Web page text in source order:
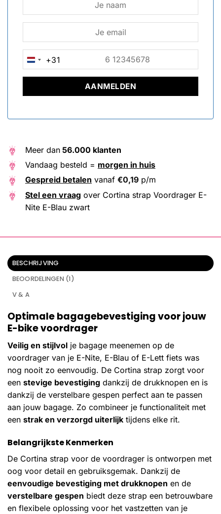
NETHERLANDS
+31
+31
Meer dan 56.000 klanten
Vandaag besteld = morgen in huis
Gespreid betalen vanaf €0,19 p/m
Stel een vraag over Cortina strap Voordrager E-
Nite E-Blau zwart
BESCHRIJVING
BEOORDELINGEN (1)
V & A
Optimale bagagebevestiging voor jouw
E-bike voordrager
Veilig en stijlvol je bagage meenemen op de
voordrager van je E-Nite, E-Blau of E-Lett fiets was
nog nooit zo eenvoudig. De Cortina strap zorgt voor
een stevige bevestiging dankzij de drukknopen en is
dankzij de verstelbare gespen perfect aan te passen
aan jouw bagage. Zo combineer je functionaliteit met
een strak en verzorgd uiterlijk tijdens elke rit.
Belangrijkste Kenmerken
De Cortina strap voor de voordrager is ontworpen met
oog voor detail en gebruiksgemak. Dankzij de
eenvoudige bevestiging met drukknopen en de
verstelbare gespen biedt deze strap een betrouwbare
en flexibele oplossing voor het vastzetten van je